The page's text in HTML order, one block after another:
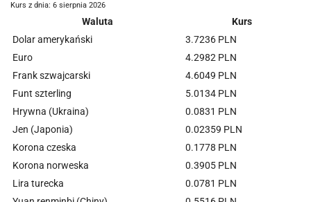
Kurs z dnia: 6 sierpnia 2026
Waluta
Kurs
Dolar amerykański
3.7236 PLN
Euro
4.2982 PLN
Frank szwajcarski
4.6049 PLN
Funt szterling
5.0134 PLN
Hrywna (Ukraina)
0.0831 PLN
Jen (Japonia)
0.02359 PLN
Korona czeska
0.1778 PLN
Korona norweska
0.3905 PLN
Lira turecka
0.0781 PLN